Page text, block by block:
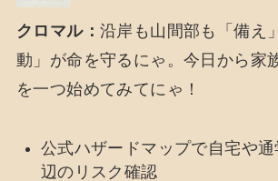
クロマル： 沿岸も山間部も「備え
動」が命を守るにゃ。今日から家
を一つ始めてみてにゃ！
公式ハザードマップで自宅や通
辺のリスク確認